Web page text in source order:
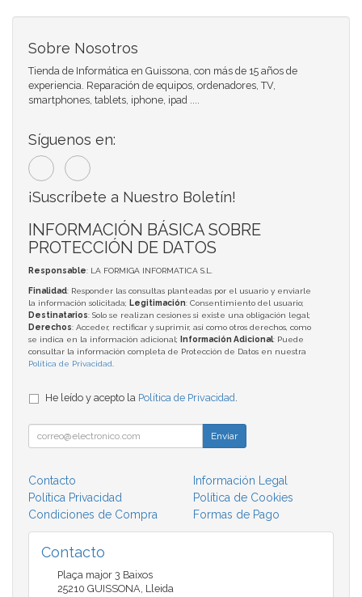
Sobre Nosotros
Tienda de Informática en Guissona, con más de 15 años de
experiencia. Reparación de equipos, ordenadores, TV,
smartphones, tablets, iphone, ipad ....
Síguenos en:
¡Suscríbete a Nuestro Boletín!
INFORMACIÓN BÁSICA SOBRE
PROTECCIÓN DE DATOS
Responsable: LA FORMIGA INFORMATICA S.L.
Finalidad: Responder las consultas planteadas por el usuario y enviarle
la información solicitada; Legitimación: Consentimiento del usuario;
Destinatarios: Solo se realizan cesiones si existe una obligación legal;
Derechos: Acceder, rectificar y suprimir, así como otros derechos, como
se indica en la información adicional;
Información Adicional: Puede
consultar la información completa de Protección de Datos en nuestra
Política de Privacidad
He leído y acepto la Política de Privacidad
Enviar
Contacto
Información Legal
Política Privacidad
Política de Cookies
Condiciones de Compra
Formas de Pago
Contacto
Plaça major 3 Baixos
25210 GUISSONA Lleida